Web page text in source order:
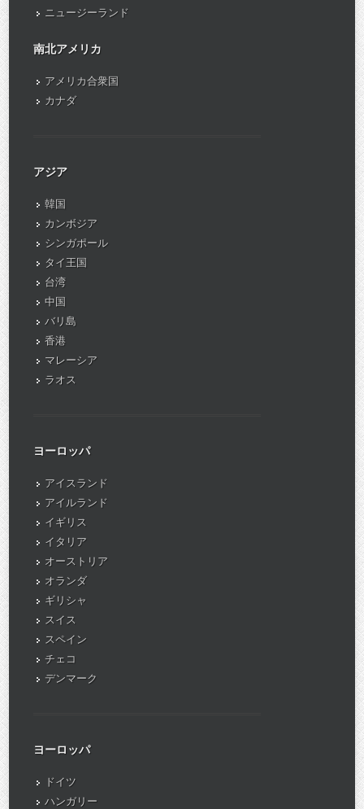
ニュージーランド
南北アメリカ
アメリカ合衆国
カナダ
アジア
韓国
カンボジア
シンガポール
タイ王国
台湾
中国
バリ島
香港
マレーシア
ラオス
ヨーロッパ
アイスランド
アイルランド
イギリス
イタリア
オーストリア
オランダ
ギリシャ
スイス
スペイン
チェコ
デンマーク
ヨーロッパ
ドイツ
ハンガリー